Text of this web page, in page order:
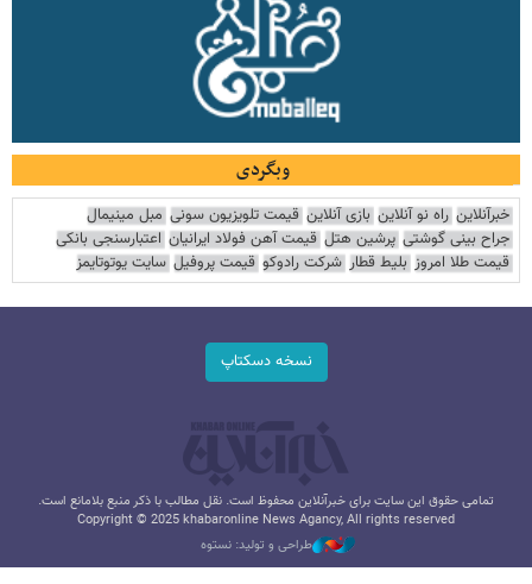
وبگردی
خبرآنلاین راه نو آنلاین بازی آنلاین قیمت تلویزیون سونی مبل مینیمال
جراح بینی گوشتی پرشین هتل قیمت آهن فولاد ایرانیان اعتبارسنجی بانکی
قیمت طلا امروز بلیط قطار شرکت رادوکو قیمت پروفیل سایت یوتوتایمز
نسخه دسکتاپ
تمامی حقوق این سایت برای خبرآنلاین محفوظ است. نقل مطالب با ذکر منبع بلامانع است.
Copyright © 2025 khabaronline News Agancy, All rights reserved
طراحی و تولید: نستوه